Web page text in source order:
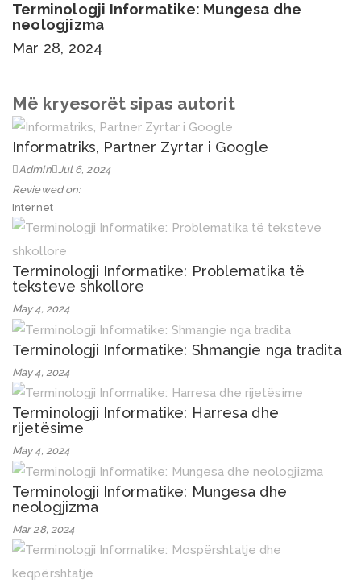
Terminologji Informatike: Mungesa dhe
neologjizma
Mar 28, 2024
Më kryesorët sipas autorit
Informatriks, Partner Zyrtar i Google
Admin Jul 6, 2024
Reviewed on:
Internet
Terminologji Informatike: Problematika të
teksteve shkollore
May 4, 2024
Terminologji Informatike: Shmangie nga tradita
May 4, 2024
Terminologji Informatike: Harresa dhe
rijetësime
May 4, 2024
Terminologji Informatike: Mungesa dhe
neologjizma
Mar 28, 2024